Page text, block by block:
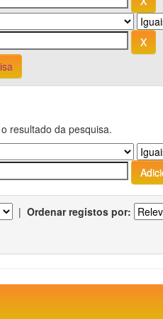
resultado da pesquisa.
| Ordenar registos por: